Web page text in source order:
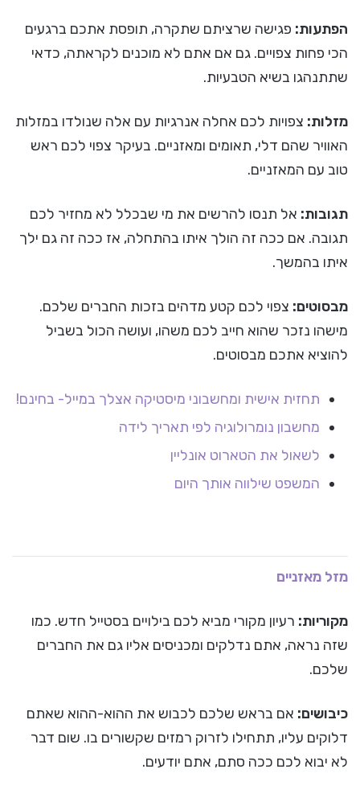
הפתעות: פגישה שרציתם שתקרה, תופסת אתכם ברגעים
הכי פחות צפויים. גם אם אתם לא מוכנים לקראתה, כדאי
שתתנהגו בשיא הטבעיות.
מזלות: צפויות לכם אחלה אנרגיות עם אלה שנולדו במזלות
האוויר שהם דלי, תאומים ומאזניים. בעיקר צפוי לכם ראש
טוב עם המאזניים.
תגובות: אל תנסו להרשים את מי שבכלל לא מחזיר לכם
תגובה. אם ככה זה הולך איתו בהתחלה, אז ככה זה גם ילך
איתו בהמשך.
מבסוטים: צפוי לכם קטע מדהים בזכות החברים שלכם.
מישהו נזכר שהוא חייב לכם משהו, ועושה הכול בשביל
להוציא אתכם מבסוטים.
תחזית אישית ומחשבוני מיסטיקה אצלך במייל- בחינם!
מחשבון נומרולוגיה לפי תאריך לידה
לשאול את הטארוט אונליין
המשפט שילווה אותך היום
מזל מאזניים
מקוריות: רעיון מקורי מביא לכם בילויים בסטייל חדש. כמו
שזה נראה, אתם נדלקים ומכניסים אליו גם את החברים
שלכם.
כיבושים: אם בראש שלכם לכבוש את ההוא-ההוא שאתם
דלוקים עליו, תתחילו לזרוק רמזים שקשורים בו. שום דבר
לא יבוא לכם ככה סתם, אתם יודעים.